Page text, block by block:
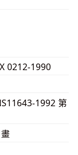
0212-1990
1992 第